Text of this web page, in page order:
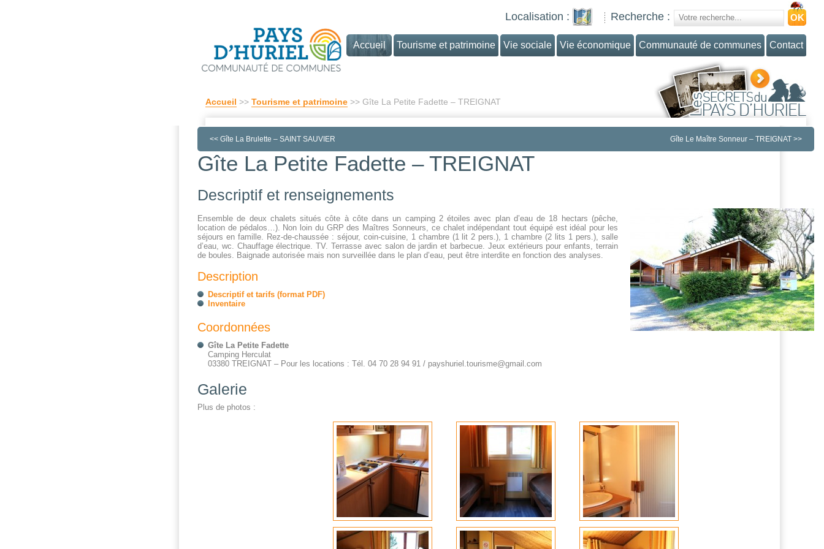
Accueil >> Tourisme et patrimoine >> Gîte La Petite Fadette – TREIGNAT
Accueil Tourisme et patrimoine Vie sociale Vie économique Communauté de communes Contact
Localisation : Recherche :
<< Gîte La Brulette – SAINT SAUVIER Gîte Le Maître Sonneur – TREIGNAT >>
Gîte La Petite Fadette – TREIGNAT
Descriptif et renseignements
Ensemble de deux chalets situés côte à côte dans un camping 2 étoiles avec plan d’eau de 18 hectars (pêche,
location de pédalos…). Non loin du GRP des Maîtres Sonneurs, ce chalet indépendant tout équipé est idéal pour les
séjours en famille. Rez-de-chaussée : séjour, coin-cuisine, 1 chambre (1 lit 2 pers.), 1 chambre (2 lits 1 pers.), salle
d’eau, wc. Chauffage électrique. TV. Terrasse avec salon de jardin et barbecue. Jeux extérieurs pour enfants, terrain
de boules. Baignade autorisée mais non surveillée dans le plan d’eau, peut être interdite en fonction des analyses.
Description
Descriptif et tarifs (format PDF)
Inventaire
Coordonnées
Gîte La Petite Fadette
Camping Herculat
03380 TREIGNAT – Pour les locations : Tél. 04 70 28 94 91 / payshuriel.tourisme@gmail.com
Galerie
Plus de photos :